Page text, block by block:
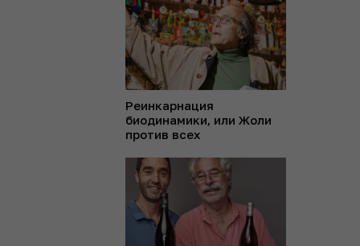
Реинкарнация
биодинамики, или Жоли
против всех